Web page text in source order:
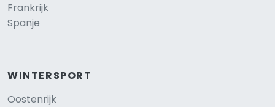
Frankrijk
Spanje
WINTERSPORT
Oostenrijk